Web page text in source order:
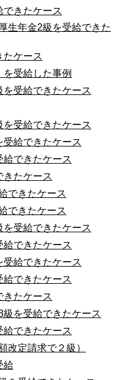
できたケース
生年金2級を受給できた
たケース
受給した事例
受給できたケース
受給できたケース
給できたケース
できたケース
きたケース
できたケース
できたケース
受給できたケース
できたケース
給できたケース
できたケース
きたケース
を受給できたケース
できたケース
改定請求で２級）
給